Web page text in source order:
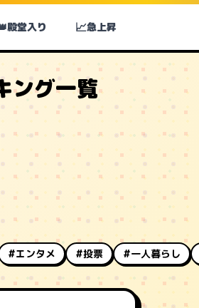
殿堂入り 📈急上昇
ング一覧
#エンタメ #投票 #一人暮らし